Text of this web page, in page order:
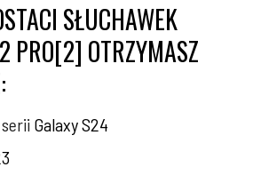
SŁUCHAWEK
PRO[2] OTRZYMASZ
Galaxy S24